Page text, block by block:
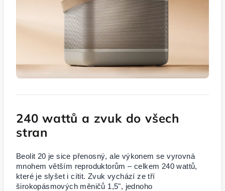
240 wattů a zvuk do všech
stran
Beolit 20 je sice přenosný, ale výkonem se vyrovná
mnohem větším reproduktorům – celkem 240 wattů,
které je slyšet i cítit. Zvuk vychází ze tří
širokopásmových měničů 1,5", jednoho